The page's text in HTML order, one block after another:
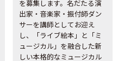
を募集します。名だたる演
出家・音楽家・振付師ダン
サーを講師としてお迎え
し、「ライブ絵本」と「ミ
ュージカル」を融合した新
しい本格的なミュージカル